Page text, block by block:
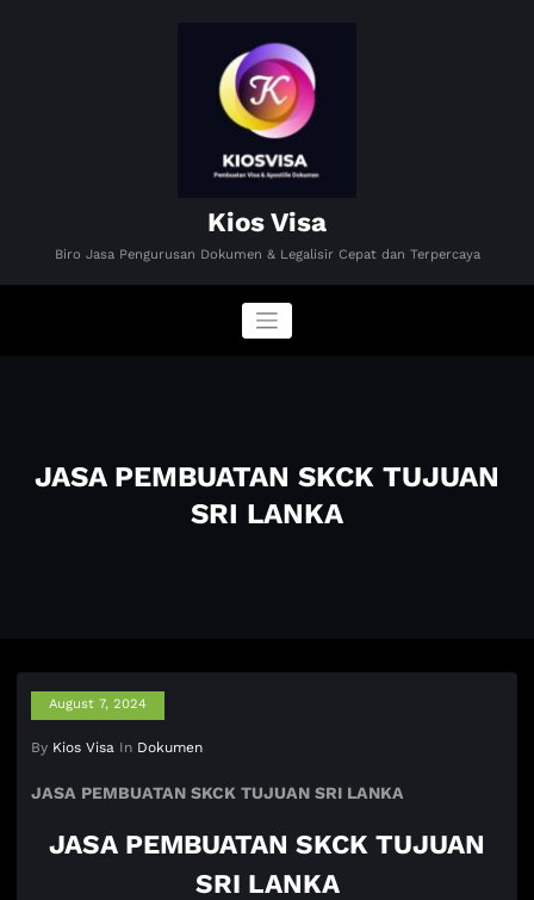
Kios Visa
Biro Jasa Pengurusan Dokumen & Legalisir Cepat dan Terpercaya
JASA PEMBUATAN SKCK TUJUAN
SRI LANKA
August 7, 2024
By Kios Visa In Dokumen
JASA PEMBUATAN SKCK TUJUAN SRI LANKA
JASA PEMBUATAN SKCK TUJUAN
SRI LANKA